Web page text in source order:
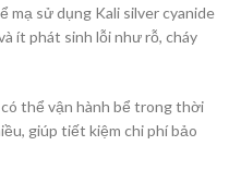
mạ sử dụng Kali silver cyanide
ít phát sinh lỗi như rỗ, cháy
thể vận hành bể trong thời
giúp tiết kiệm chi phí bảo